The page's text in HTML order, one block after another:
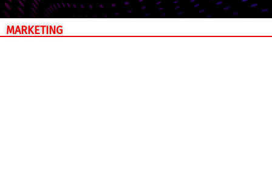
MARKETING